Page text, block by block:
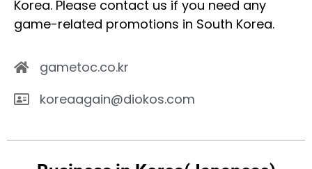
Korea. Please contact us if you need any
game-related promotions in South Korea.
gametoc.co.kr
koreaagain@diokos.com